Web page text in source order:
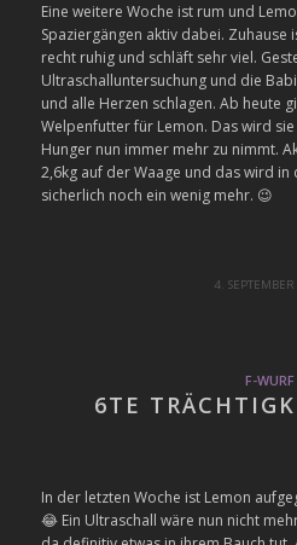
Eine weitere Woche ist rum und
Spaziergängen aktiv dabei.
recht ruhig und schläft sehr viel.
Ultraschalluntersuchung und die
und alle Herzen schlagen. Ab heute
Welpenfutter für Lemon. Das wird
Hunger nun immer mehr zu nimmt.
2,6kg auf der Waage und das wird in
sicherlich noch ein wenig mehr. 😉
4.
F-WURF
6TE
In der letzten Woche ist Lemon
😂 Ein Ultraschall wäre nun nicht